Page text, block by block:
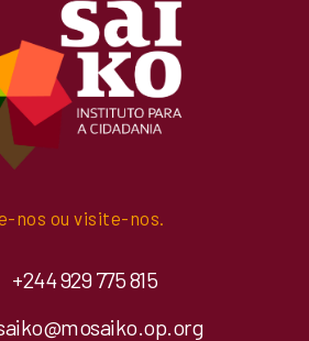
nos ou visite-nos.
+244 929 775 815